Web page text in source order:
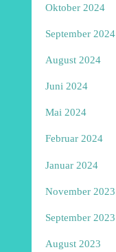
Oktober 2024
September 2024
August 2024
Juni 2024
Mai 2024
Februar 2024
Januar 2024
November 2023
September 2023
August 2023